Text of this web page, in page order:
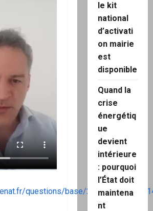
questions/base/2020/
le kit
national
d’activati
on mairie
est
disponible
Quand la
crise
énergétiq
ue
devient
intérieure
: pourquoi
l’État doit
maintena
nt